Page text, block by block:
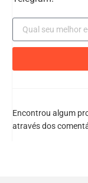
Encontrou algum
através dos